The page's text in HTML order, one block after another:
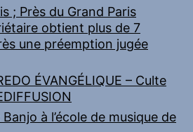
; Près du Grand Paris
obtient plus de 7
une préemption jugée
ÉVANGÉLIQUE – Culte
à l’école de musique de